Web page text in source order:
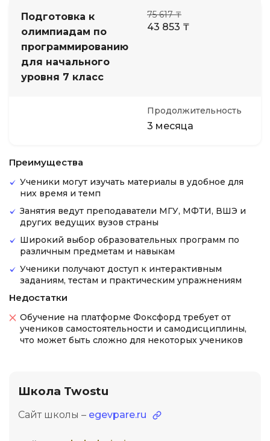
Подготовка к
олимпиадам по
программированию
для начального
уровня 7 класс
75 617 ₸
43 853 ₸
Продолжительность
3 месяца
Преимущества
Ученики могут изучать материалы в удобное для
них время и темп
Занятия ведут преподаватели МГУ, МФТИ, ВШЭ и
других ведущих вузов страны
Широкий выбор образовательных программ по
различным предметам и навыкам
Ученики получают доступ к интерактивным
заданиям, тестам и практическим упражнениям
Недостатки
Обучение на платформе Фоксфорд требует от
учеников самостоятельности и самодисциплины,
что может быть сложно для некоторых учеников
Школа Twostu
Сайт школы – egevpare.ru